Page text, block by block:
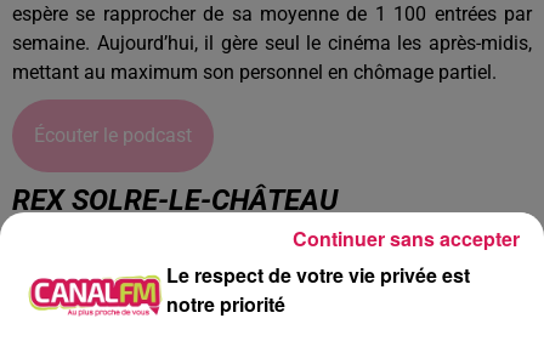
espère se rapprocher de sa moyenne de 1 100 entrées par
semaine. Aujourd’hui, il gère seul le cinéma les après-midis,
mettant au maximum son personnel en chômage partiel.
Écouter le podcast
REX SOLRE-LE-CHÂTEAU
Le Rex a vu sa fréquentation chuter : 450 entrées contre 3 à
4 fois plus sur la même période il y un an. L’établissement
accueillait par exemple les centres de loisirs, qui ne se
Le respect de votre vie privée est
notre priorité
Continuer sans accepter